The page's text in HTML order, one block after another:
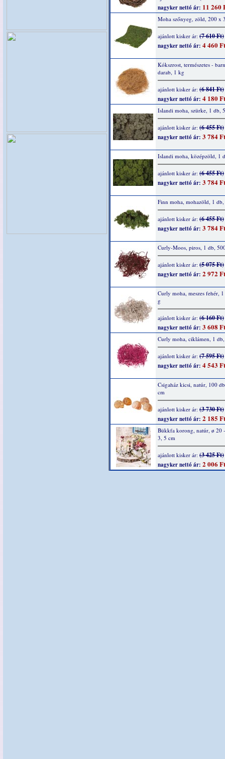
nagyker nettó ár: 11 260
Moha szőnyeg, zöld, 200 x
ajánlott kisker ár: (7 610 Ft)
nagyker nettó ár: 4 460 Ft
Kókszrost, természetes -
darab, 1 kg
ajánlott kisker ár: (6 841 Ft)
nagyker nettó ár: 4 180 Ft
Islandi moha, szürke, 1 db,
ajánlott kisker ár: (6 455 Ft)
nagyker nettó ár: 3 784 Ft
Islandi moha, középzöld, 1
ajánlott kisker ár: (6 455 Ft)
nagyker nettó ár: 3 784 Ft
Finn moha, mohazöld, 1
ajánlott kisker ár: (6 455 Ft)
nagyker nettó ár: 3 784 Ft
Curly-Moos, piros, 1 db,
ajánlott kisker ár: (5 075 Ft)
nagyker nettó ár: 2 972 Ft
Curly moha, meszes fehér,
g
ajánlott kisker ár: (6 160 Ft)
nagyker nettó ár: 3 608 Ft
Curly moha, ciklámen, 1
ajánlott kisker ár: (7 595 Ft)
nagyker nettó ár: 4 543 Ft
Csigaház kicsi, natúr, 100
cm
ajánlott kisker ár: (3 730 Ft)
nagyker nettó ár: 2 185 Ft
Bükkfa korong, natúr, ø 20
3, 5 cm
ajánlott kisker ár: (3 425 Ft)
nagyker nettó ár: 2 006 Ft